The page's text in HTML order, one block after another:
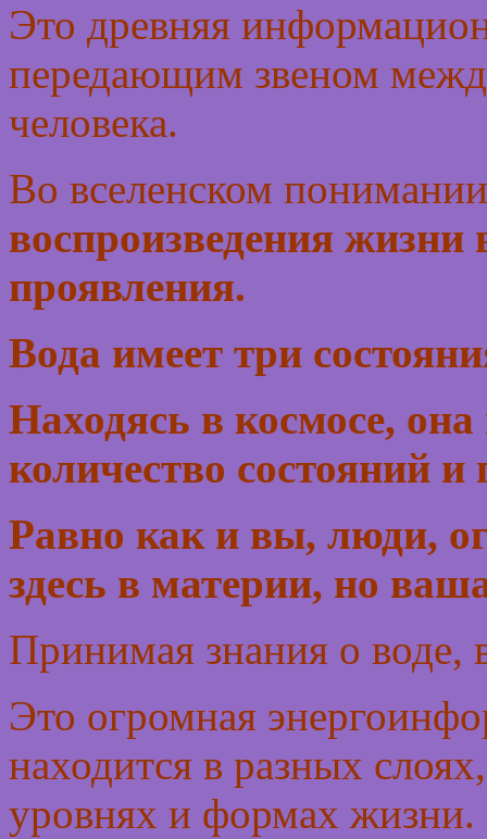
Это древняя
передающим звеном
человека.
Во вселенском
воспроизведения
проявления.
Вода имеет три
Находясь в космосе, она
количество состояний
Равно как и вы, люди,
здесь в материи, но
Принимая знания о воде,
Это огромная
находится в разных
уровнях и формах жизни.